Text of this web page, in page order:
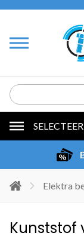
Elektra
Kunststof